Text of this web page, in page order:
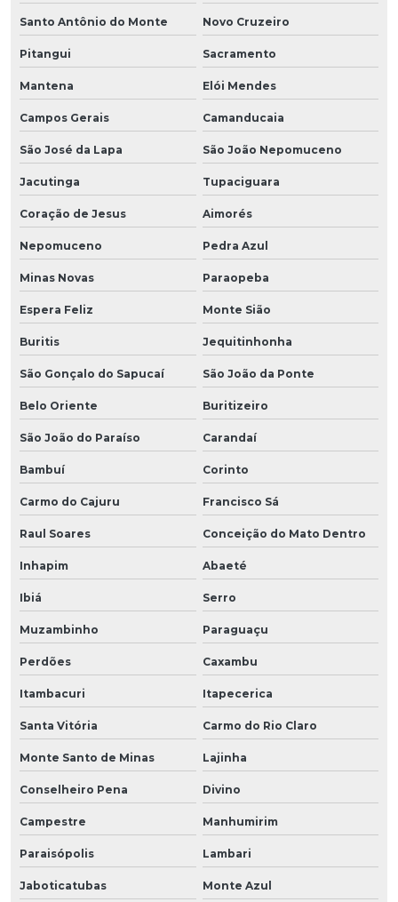
Santo Antônio do Monte Novo Cruzeiro
Pitangui Sacramento
Mantena Elói Mendes
Campos Gerais Camanducaia
São José da Lapa São João Nepomuceno
Jacutinga Tupaciguara
Coração de Jesus Aimorés
Nepomuceno Pedra Azul
Minas Novas Paraopeba
Espera Feliz Monte Sião
Buritis Jequitinhonha
São Gonçalo do Sapucaí São João da Ponte
Belo Oriente Buritizeiro
São João do Paraíso Carandaí
Bambuí Corinto
Carmo do Cajuru Francisco Sá
Raul Soares Conceição do Mato Dentro
Inhapim Abaeté
Ibiá Serro
Muzambinho Paraguaçu
Perdões Caxambu
Itambacuri Itapecerica
Santa Vitória Carmo do Rio Claro
Monte Santo de Minas Lajinha
Conselheiro Pena Divino
Campestre Manhumirim
Paraisópolis Lambari
Jaboticatubas Monte Azul